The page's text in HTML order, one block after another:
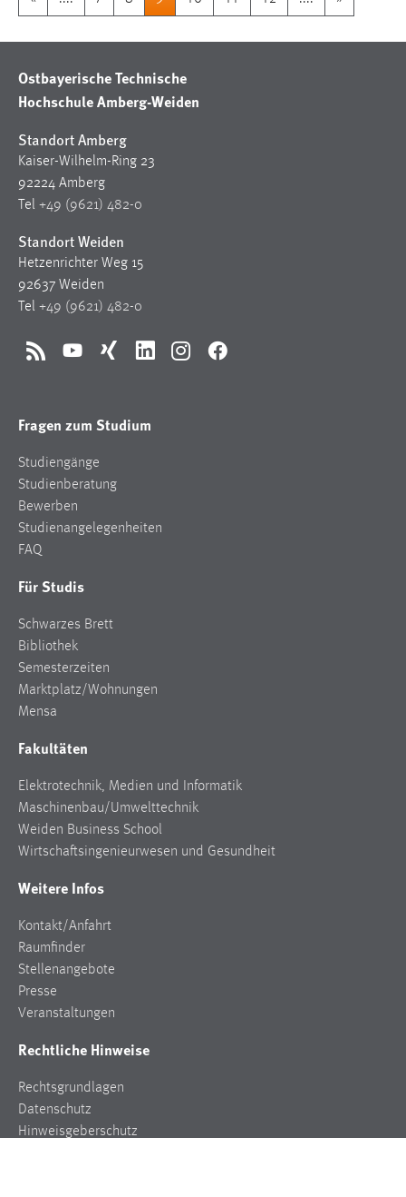
Ostbayerische Technische
Hochschule Amberg-Weiden
Standort Amberg
Kaiser-Wilhelm-Ring 23
92224 Amberg
Tel +49 (9621) 482-0
Standort Weiden
Hetzenrichter Weg 15
92637 Weiden
Tel +49 (9621) 482-0
RSS YouTubeXing LinkedInInstagramFacebook
Fragen zum Studium
Studiengänge
Studienberatung
Bewerben
Studienangelegenheiten
FAQ
Für Studis
Schwarzes Brett
Bibliothek
Semesterzeiten
Marktplatz/Wohnungen
Mensa
Fakultäten
Elektrotechnik, Medien und Informatik
Maschinenbau/Umwelttechnik
Weiden Business School
Wirtschaftsingenieurwesen und Gesundheit
Weitere Infos
Kontakt/Anfahrt
Raumfinder
Stellenangebote
Presse
Veranstaltungen
Rechtliche Hinweise
Rechtsgrundlagen
Datenschutz
Hinweisgeberschutz